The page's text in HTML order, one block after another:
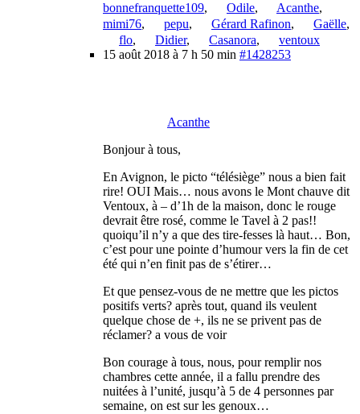
bonnefranquette109, Odile, Acanthe,
mimi76, pepu, Gérard Rafinon, Gaëlle,
flo, Didier, Casanora,
ventoux
15 août 2018 à 7 h 50 min #1428253
Acanthe
Bonjour à tous,
En Avignon, le picto “télésiège” nous a bien fait
rire! OUI Mais… nous avons le Mont chauve dit
Ventoux, à – d’1h de la maison, donc le rouge
devrait être rosé, comme le Tavel à 2 pas!!
quoiqu’il n’y a que des tire-fesses là haut… Bon,
c’est pour une pointe d’humour vers la fin de cet
été qui n’en finit pas de s’étirer…
Et que pensez-vous de ne mettre que les pictos
positifs verts? après tout, quand ils veulent
quelque chose de +, ils ne se privent pas de
réclamer? a vous de voir
Bon courage à tous, nous, pour remplir nos
chambres cette année, il a fallu prendre des
nuitées à l’unité, jusqu’à 5 de 4 personnes par
semaine, on est sur les genoux…